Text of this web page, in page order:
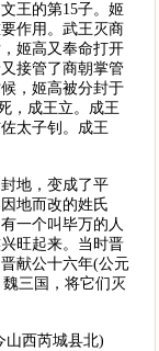
王的第15子。姬
作用。武王灭商
姬高又奉命打开
接管了商朝掌管
，姬高被分封于
，成王立。成王
太子钊。成王
地，变成了平
地而改的姓氏
一个叫毕万的人
旺起来。当时晋
献公十六年(公元
三国，将它们灭
山西芮城县北)